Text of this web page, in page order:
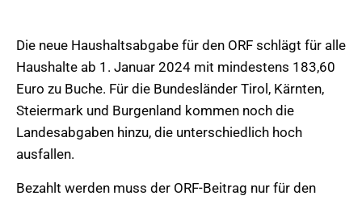
Die neue Haushaltsabgabe für den ORF schlägt für alle
Haushalte ab 1. Januar 2024 mit mindestens 183,60
Euro zu Buche. Für die Bundesländer Tirol, Kärnten,
Steiermark und Burgenland kommen noch die
Landesabgaben hinzu, die unterschiedlich hoch
ausfallen.
Bezahlt werden muss der ORF-Beitrag nur für den